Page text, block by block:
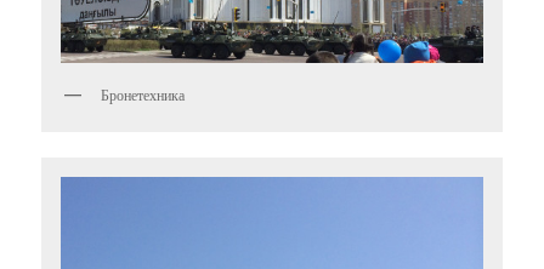
Бронетехника